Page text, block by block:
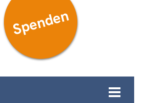
Spenden